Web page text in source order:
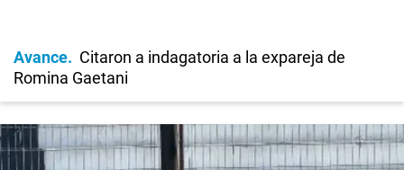
Avance
Citaron a indagatoria a la expareja de
Romina Gaetani